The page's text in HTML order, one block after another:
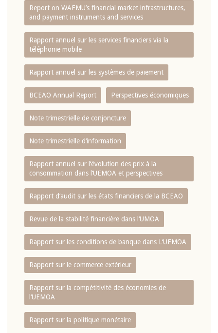
Report on WAEMU’s financial market infrastructures,
and payment instruments and services
Rapport annuel sur les services financiers via la
téléphonie mobile
Rapport annuel sur les systèmes de paiement
BCEAO Annual Report Perspectives économiques
Note trimestrielle de conjoncture
Note trimestrielle d‘information
Rapport annuel sur l‘évolution des prix à la
consommation dans l‘UEMOA et perspectives
Rapport d‘audit sur les états financiers de la BCEAO
Revue de la stabilité financière dans l‘UMOA
Rapport sur les conditions de banque dans L‘UEMOA
Rapport sur le commerce extérieur
Rapport sur la compétitivité des économies de
l‘UEMOA
Rapport sur la politique monétaire